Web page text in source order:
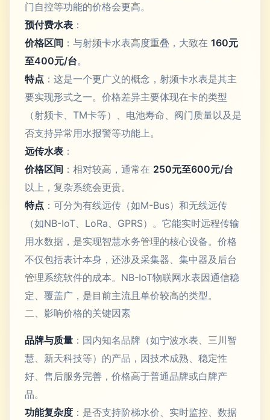
门自控等功能的价格会更高。
预付费水表 ：
价格区间 ：与射频卡水表高度重叠，大致在 160元
至400元/台。
特点 ：这是一个更广义的概念，射频卡水表是其主
要实现形式之一。价格差异主要体现在卡的类型
（射频卡、TM卡等）、电池寿命、阀门质量以及是
否支持异常用水报警等功能上。
远传水表 ：
价格区间 ：相对较高，通常在 250元至600元/台
以上，复杂系统会更贵。
特点 ：可分为有线远传（如M-Bus）和无线远传
（如NB-IoT、LoRa、GPRS）。它能实时远程传输
用水数据，是实现智慧水务管理的核心设备。价格
不仅包括表计本身，还涉及采集器、集中器及后台
管理系统软件的成本。NB-IoT物联网水表因通信稳
定、覆盖广，是目前主流且单价较高的类型。
二、影响价格的关键因素
品牌与质量 ：国内知名品牌（如宁波水表、三川智
慧、新天科技等）的产品，因技术成熟、稳定性
好、售后服务完善，价格高于普通品牌或白牌产
品。
功能复杂度 ：是否支持阶梯水价、实时监控、数据